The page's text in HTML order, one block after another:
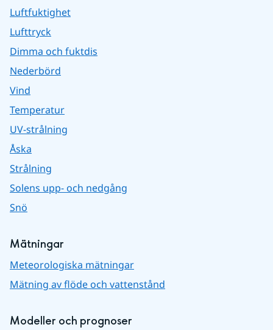
Luftfuktighet
Lufttryck
Dimma och fuktdis
Nederbörd
Vind
Temperatur
UV-strålning
Åska
Strålning
Solens upp- och nedgång
Snö
Mätningar
Meteorologiska mätningar
Mätning av flöde och vattenstånd
Modeller och prognoser